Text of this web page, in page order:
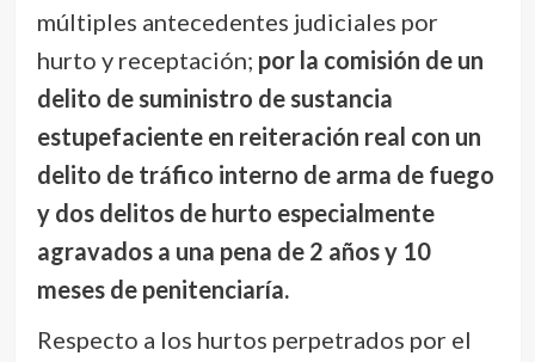
múltiples antecedentes judiciales por
hurto y receptación; por la comisión de un
delito de suministro de sustancia
estupefaciente en reiteración real con un
delito de tráfico interno de arma de fuego
y dos delitos de hurto especialmente
agravados a una pena de 2 años y 10
meses de penitenciaría.
Respecto a los hurtos perpetrados por el